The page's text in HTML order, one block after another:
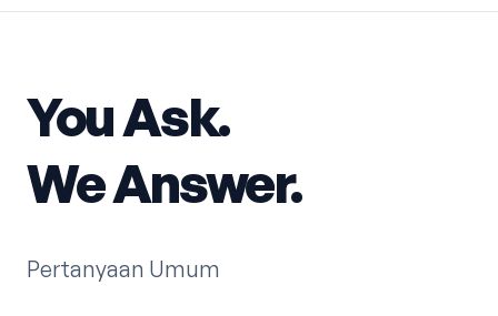
You Ask.
We Answer.
Pertanyaan Umum